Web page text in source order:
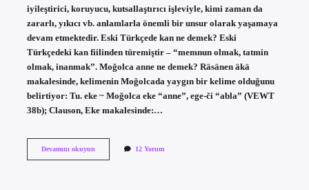
iyileştirici, koruyucu, kutsallaştırıcı işleviyle, kimi zaman da
zararlı, yıkıcı vb. anlamlarla önemli bir unsur olarak yaşamaya
devam etmektedir. Eski Türkçede kan ne demek? Eski
Türkçedeki kan fiilinden türemiştir – “memnun olmak, tatmin
olmak, inanmak”. Moğolca anne ne demek? Räsänen äkä
makalesinde, kelimenin Moğolcada yaygın bir kelime olduğunu
belirtiyor: Tu. eke ~ Moğolca eke “anne”, ege-či “abla” (VEWT
38b); Clauson, Eke makalesinde:…
Devamını okuyunMoğolcada
12 Yorum